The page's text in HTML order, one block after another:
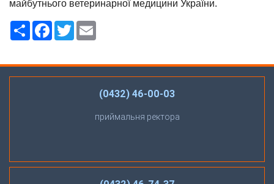
майбутнього ветеринарної медицини України.
РесурсFacebook
Twitter
(0432) 46-00-03
приймальня ректора